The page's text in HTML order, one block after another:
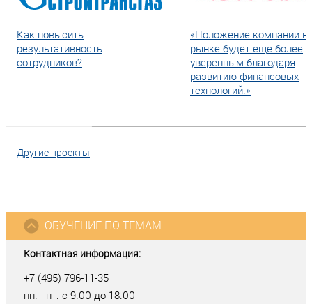
Как повысить
результативность
сотрудников?
«Положение компании
рынке будет еще более
уверенным благодаря
развитию финансовых
технологий.»
Другие проекты
Контактная информация:
+7 (495) 796-11-35
пн. - пт. с 9.00 до 18.00
ОБУЧЕНИЕ ПО ТЕМАМ